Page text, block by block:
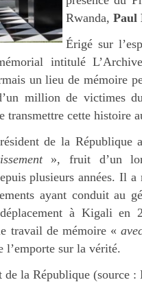
Rwanda, Paul
Érigé sur
intitulé
un lieu de mémoire
million de victimes
transmettre cette histoire
de la République
», fruit d’un
plusieurs années. Il
ayant conduit au
à Kigali en
travail de mémoire «
l’emporte sur la vérité.
de la République (source :